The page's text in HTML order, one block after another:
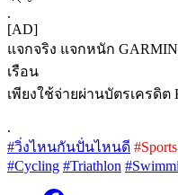
.
[AD]
แจกจริง แจกหนัก
เรือน
เพียงใช้จ่ายผ่านบัตรเครดิต
.
#วิ่งไหนกันปั่นไหนดี #Sports
#Cycling #Triathlon